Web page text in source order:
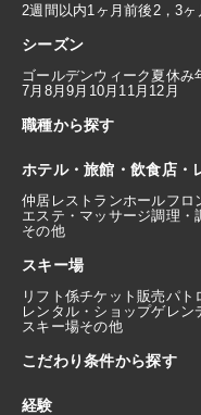
2週間以内1ヶ月前後 2，3ヶ
シーズン
ゴールデンウィーク 夏休み
7月 8月9月 10月 11月 12月
職種から探す
ホテル・旅館・飲食店・
仲居 レストランホールフロ
エステ・マッサージ調理・
その他
スキー場
リフト係チケット販売パト
レンタル・ショップゲレン
スキー場その他
こだわり条件から探す
経験